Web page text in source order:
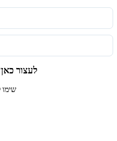
לעצור
שימו